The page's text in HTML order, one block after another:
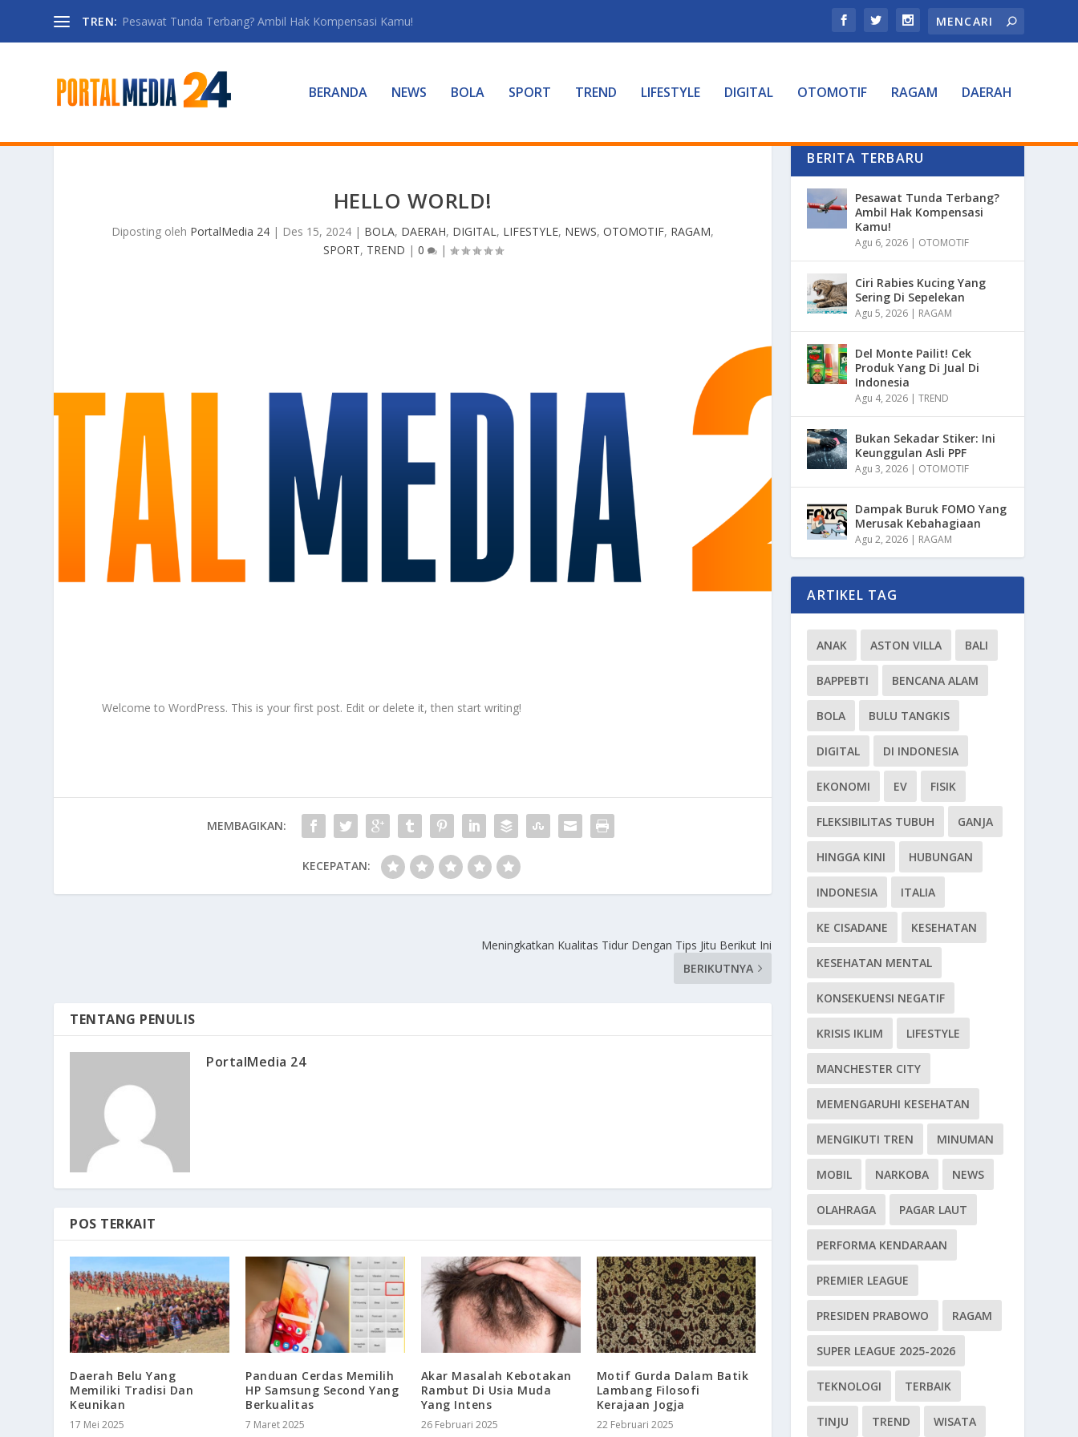
TREN: Pesawat Tunda Terbang? Ambil Hak Kompensasi Kamu!
BERANDA NEWS BOLA SPORT TREND LIFESTYLE DIGITAL OTOMOTIF RAGAM DAERAH
HELLO WORLD!
Diposting oleh PortalMedia 24 | Des 15, 2024 | BOLA, DAERAH, DIGITAL, LIFESTYLE, NEWS,OTOMOTIF, RAGAM,
SPORT, TREND | 0 |
Welcome to WordPress. This is your first post. Edit or delete it, then start writing!
MEMBAGIKAN:
KECEPATAN:
Meningkatkan Kualitas Tidur Dengan Tips Jitu Berikut Ini
BERIKUTNYA
TENTANG PENULIS
PortalMedia 24
POS TERKAIT
Daerah Belu Yang
Memiliki Tradisi Dan
Keunikan
17 Mei 2025
Panduan Cerdas Memilih
HP Samsung Second Yang
Berkualitas
7 Maret 2025
Akar Masalah Kebotakan
Rambut Di Usia Muda
Yang Intens
26 Februari 2025
Motif Gurda Dalam Batik
Lambang Filosofi
Kerajaan Jogja
22 Februari 2025
BERITA TERBARU
Pesawat Tunda Terbang?
Ambil Hak Kompensasi
Kamu!
Agu 6, 2026 | OTOMOTIF
Ciri Rabies Kucing Yang
Sering Di Sepelekan
Agu 5, 2026 | RAGAM
Del Monte Pailit! Cek
Produk Yang Di Jual Di
Indonesia
Agu 4, 2026 |TREND
Bukan Sekadar Stiker: Ini
Keunggulan Asli PPF
Agu 3, 2026 | OTOMOTIF
Dampak Buruk FOMO Yang
Merusak Kebahagiaan
Agu 2, 2026 | RAGAM
ARTIKEL TAG
ANAK ASTON VILLA BALI
BAPPEBTI BENCANA ALAM
BOLA BULU TANGKIS
DIGITAL DI INDONESIA
EKONOMI EV FISIK
FLEKSIBILITAS TUBUH GANJA
HINGGA KINI HUBUNGAN
INDONESIA ITALIA
KE CISADANE KESEHATAN
KESEHATAN MENTAL
KONSEKUENSI NEGATIF
KRISIS IKLIM LIFESTYLE
MANCHESTER CITY
MEMENGARUHI KESEHATAN
MENGIKUTI TREN MINUMAN
MOBIL NARKOBA NEWS
OLAHRAGA PAGAR LAUT
PERFORMA KENDARAAN
PREMIER LEAGUE
PRESIDEN PRABOWO RAGAM
SUPER LEAGUE 2025-2026
TEKNOLOGI TERBAIK
TINJU TREND WISATA